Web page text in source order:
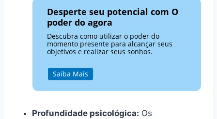
Desperte seu potencial com O
poder do agora
Descubra como utilizar o poder do
momento presente para alcançar seus
objetivos e realizar seus sonhos.
Saiba Mais
Profundidade psicológica: Os